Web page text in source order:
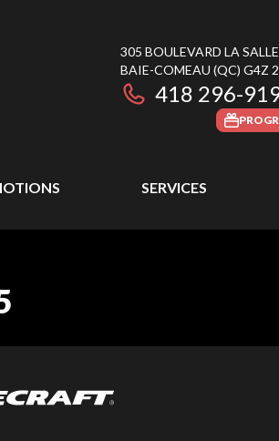
305 BOULEVARD LA SALLE
BAIE-COMEAU (QC) G4Z
418 296-
SERVICES